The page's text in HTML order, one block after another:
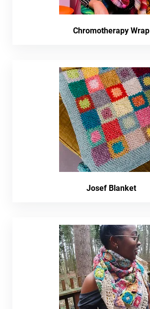
Chromotherapy Wrap
Josef Blanket